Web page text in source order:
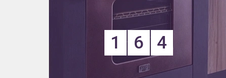
1 6 4